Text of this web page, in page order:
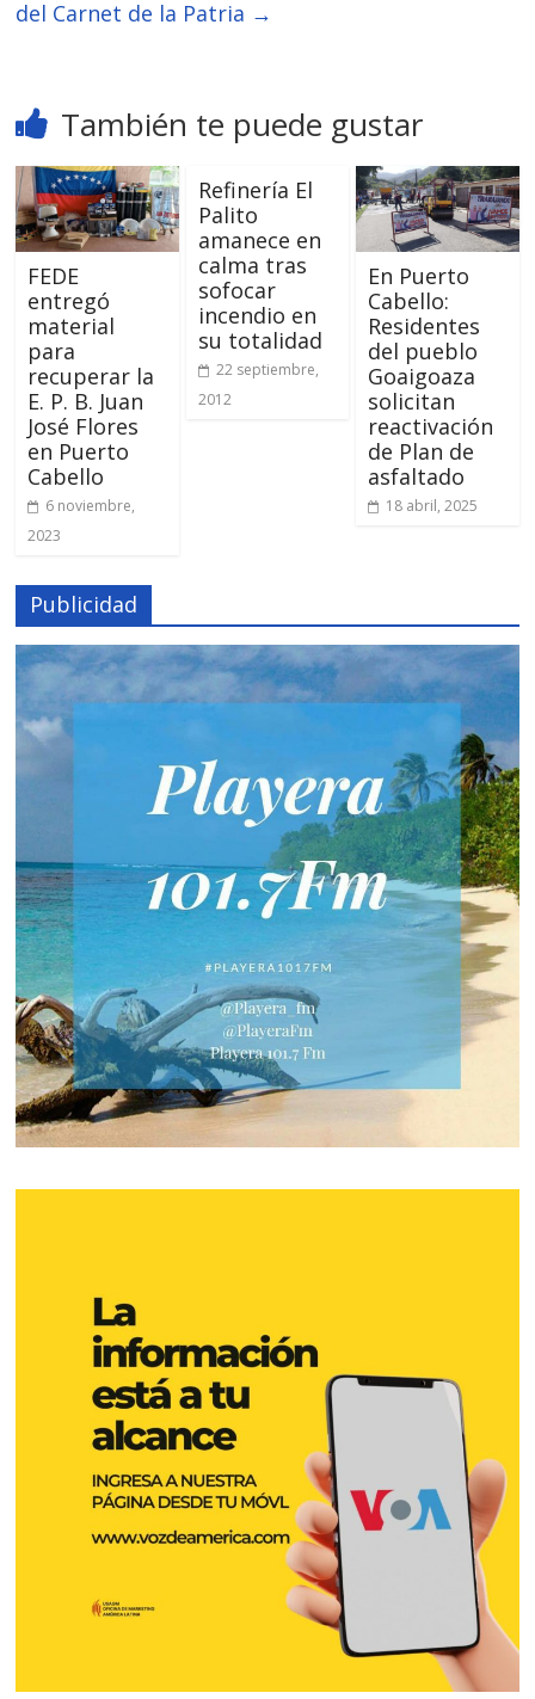
del Carnet de la Patria →
También te puede gustar
FEDE
entregó
material
para
recuperar la
E. P. B. Juan
José Flores
en Puerto
Cabello
6 noviembre,
2023
Refinería El
Palito
amanece en
calma tras
sofocar
incendio en
su totalidad
22 septiembre,
2012
En Puerto
Cabello:
Residentes
del pueblo
Goaigoaza
solicitan
reactivación
de Plan de
asfaltado
18 abril, 2025
Publicidad